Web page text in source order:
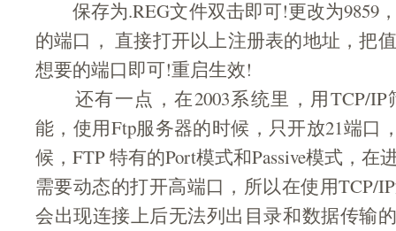
保存为.REG文件双击即可!更改为9859
的端口， 直接打开以上注册表的地址，把
想要的端口即可!重启生效!
还有一点，在2003系统里，用TCP/IP
能，使用Ftp服务器的时候，只开放21端口
候，FTP 特有的Port模式和Passive模式，在
需要动态的打开高端口，所以在使用TCP/
会出现连接上后无法列出目录和数据传输